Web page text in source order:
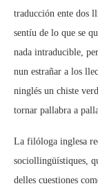
traducción ente dos
sentíu de lo que se
nada intraducible,
nun estrañar a los
ninglés un chiste
tornar pallabra a
La filóloga inglesa
sociollingüístiques,
delles cuestiones